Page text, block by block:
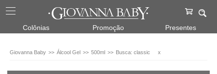
Colônias Promoção Presentes
Giovanna Baby Álcool Gel 500ml Busca: classic x
500ml